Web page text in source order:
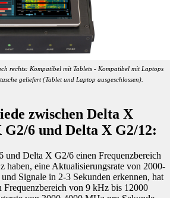
rechts: Kompatibel mit Tablets - Kompatibel mit Laptops
geliefert (Tablet und Laptop ausgeschlossen).
zwischen Delta X
G2/6 und Delta X G2/12:
und Delta X G2/6 einen Frequenzbereich
haben, eine Aktualisierungsrate von 2000-
Signale in 2-3 Sekunden erkennen, hat
Frequenzbereich von 9 kHz bis 12000